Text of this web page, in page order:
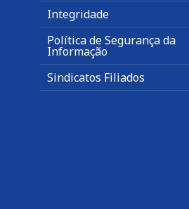
Integridade
Política de Segurança da
Informação
Sindicatos Filiados